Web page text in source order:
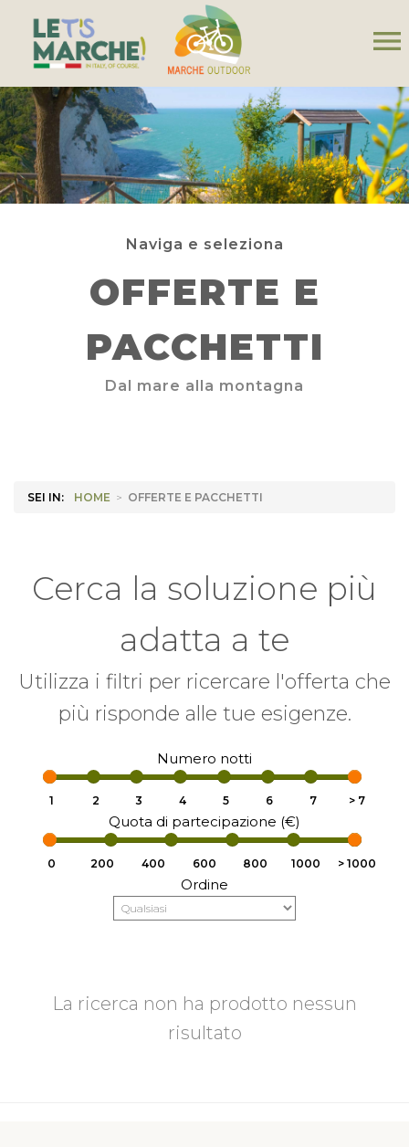
menu
Naviga e seleziona
OFFERTE E
PACCHETTI
Dal mare alla montagna
SEI IN: HOME > OFFERTE E PACCHETTI
Cerca la soluzione più
adatta a te
Utilizza i filtri per ricercare l'offerta che
più risponde alle tue esigenze.
Numero notti
1 2 3 4 5 6 7 > 7
Quota di partecipazione (€)
0 200 400 600 800 1000 > 1000
Ordine
La ricerca non ha prodotto nessun
risultato